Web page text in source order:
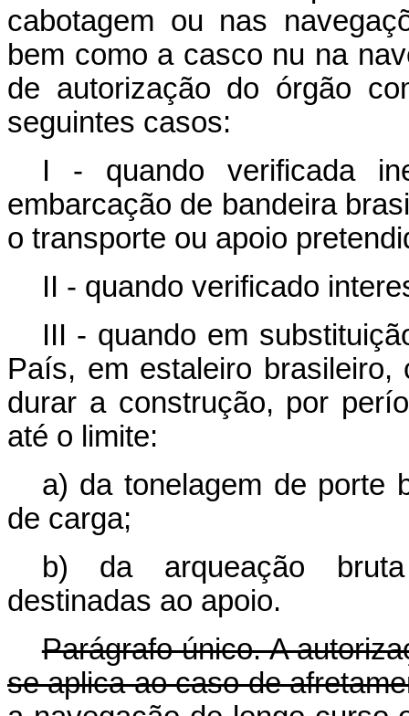
cabotagem ou nas
bem como a casco nu na
de autorização do órgão
seguintes casos:
I - quando verificada
embarcação de bandeira
o transporte ou apoio
II - quando verificado
III - quando em
País, em estaleiro
durar a construção, por
até o limite:
a) da tonelagem de porte
de carga;
b) da arqueação
destinadas ao apoio.
Parágrafo único. A
se aplica ao caso de